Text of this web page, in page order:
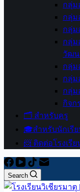
กลุ่ม
กลุ่ม
กลุ่ม
กลุ่ม
วัฒน
กลุ่ม
กลุ่ม
กลุ่ม
กิจก
🗂️ สำหรับครู
🎓สำหรับนักเรี
📨 ติดต่อโรงเรีย
Search